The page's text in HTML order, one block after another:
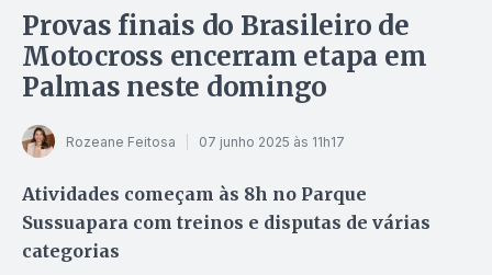
Provas finais do Brasileiro de
Motocross encerram etapa em
Palmas neste domingo
Rozeane Feitosa 07 junho 2025 às 11h17
Atividades começam às 8h no Parque
Sussuapara com treinos e disputas de várias
categorias